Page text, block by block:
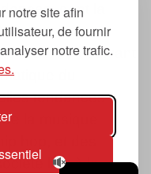
notre site afin
de fournir
notre trafic.
dont la
», « suivant
du
tendances
la musique
hop, et des
liés à la